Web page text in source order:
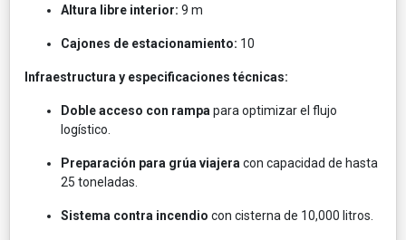
Altura libre interior: 9 m
Cajones de estacionamiento: 10
Infraestructura y especificaciones técnicas:
Doble acceso con rampa para optimizar el flujo
logístico.
Preparación para grúa viajera con capacidad de hasta
25 toneladas.
Sistema contra incendio con cisterna de 10,000 litros.